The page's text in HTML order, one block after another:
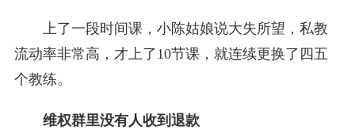
上了一段时间课，小陈姑娘说大失所望，私教
流动率非常高，才上了10节课，就连续更换了四五
个教练。
维权群里没有人收到退款